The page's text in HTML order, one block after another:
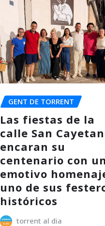
GENT DE TORRENT
Las fiestas de la
calle San
encaran su
centenario con un
emotivo
uno de sus
históricos
torrent al dia